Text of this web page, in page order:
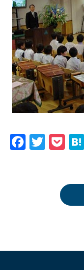
F
k
T
er
P
k
et